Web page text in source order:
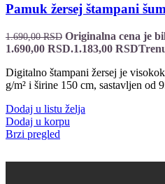
Pamuk žersej štampani
1.690,00RSD Originalna cena je
1.690,00 RSD.1.183,00 RSD
Digitalno štampani žersej je
g/m² i širine 150 cm, sastavljen od
Dodaj u listu želja
Dodaj u korpu
Brzi pregled